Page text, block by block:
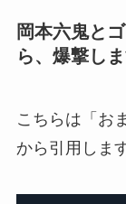
岡本六鬼と
ら、爆撃し
こちらは「お
から引用します